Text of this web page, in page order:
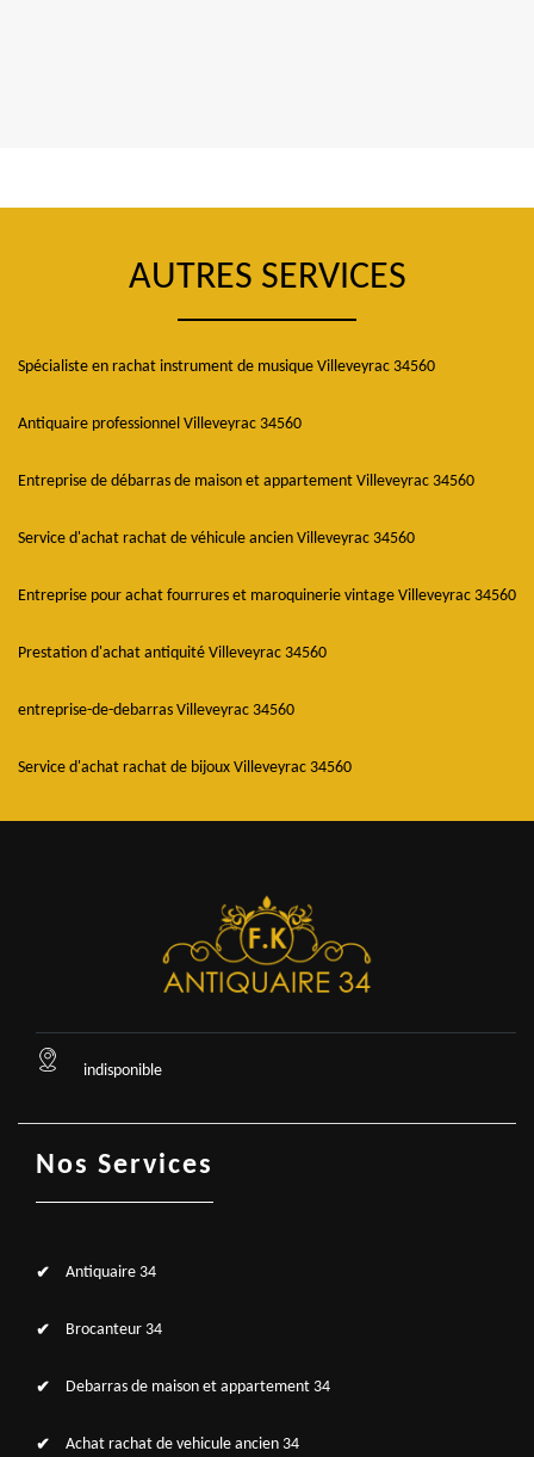
AUTRES SERVICES
Spécialiste en rachat instrument de musique Villeveyrac 34560
Antiquaire professionnel Villeveyrac 34560
Entreprise de débarras de maison et appartement Villeveyrac 34560
Service d'achat rachat de véhicule ancien Villeveyrac 34560
Entreprise pour achat fourrures et maroquinerie vintage Villeveyrac 34560
Prestation d'achat antiquité Villeveyrac 34560
entreprise-de-debarras Villeveyrac 34560
Service d'achat rachat de bijoux Villeveyrac 34560
indisponible
Nos Services
Antiquaire 34
Brocanteur 34
Debarras de maison et appartement 34
Achat rachat de vehicule ancien 34